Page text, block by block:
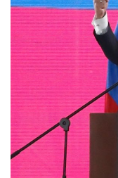
ARTE Y CULTURA